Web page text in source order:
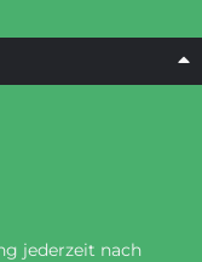
jederzeit nach